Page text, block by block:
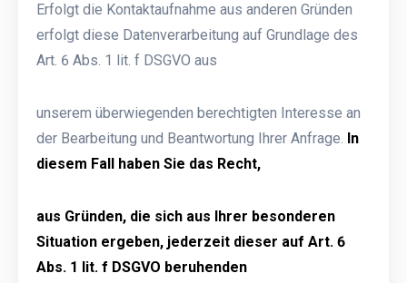
Erfolgt die Kontaktaufnahme aus anderen Gründen
erfolgt diese Datenverarbeitung auf Grundlage des
Art. 6 Abs. 1 lit. f DSGVO aus
unserem überwiegenden berechtigten Interesse an
der Bearbeitung und Beantwortung Ihrer Anfrage. In
diesem Fall haben Sie das Recht,
aus Gründen, die sich aus Ihrer besonderen
Situation ergeben, jederzeit dieser auf Art. 6
Abs. 1 lit. f DSGVO beruhenden